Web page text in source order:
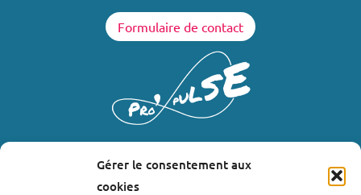
Gérer le consentement aux
cookies
Formulaire de contact
LIENS UTILES